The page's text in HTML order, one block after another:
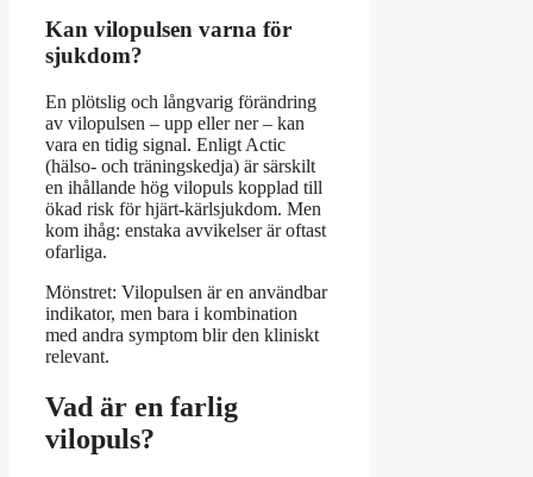
Kan vilopulsen varna för
sjukdom?
En plötslig och långvarig förändring
av vilopulsen – upp eller ner – kan
vara en tidig signal. Enligt Actic
(hälso- och träningskedja) är särskilt
en ihållande hög vilopuls kopplad till
ökad risk för hjärt-kärlsjukdom. Men
kom ihåg: enstaka avvikelser är oftast
ofarliga.
Mönstret: Vilopulsen är en användbar
indikator, men bara i kombination
med andra symptom blir den kliniskt
relevant.
Vad är en farlig
vilopuls?